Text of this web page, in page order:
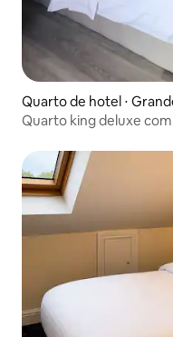
Quarto de hotel ⋅
Quarto king deluxe